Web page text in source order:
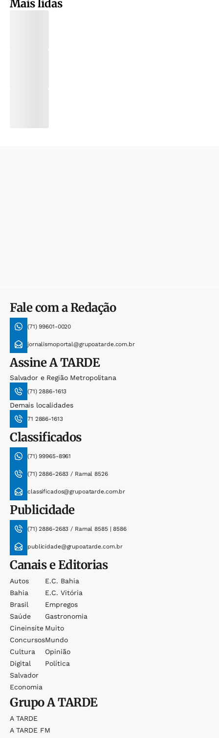
Mais lidas
Fale com a Redação
(71) 99601-0020
jornalismoportal@grupoatarde.com.br
AssineA TARDE
Salvador e Região Metropolitana
(71) 2886-1613
Demais localidades
71 2886-1613
Classificados
(71) 99965-8961
(71) 2886-2683 / Ramal 8526
classificados@grupoatarde.com.br
Publicidade
(71) 2886-2683 / Ramal 8585 | 8586
publicidade@grupoatarde.com.br
Canais e Editorias
Autos
Bahia
Brasil
Saúde
Cineinsite
Concursos
Cultura
Digital
Salvador
Economia
E.c. Bahia
E.c. Vitória
Empregos
Gastronomia
Muito
Mundo
Opinião
Política
GrupoA TARDE
A TARDE
A TARDE FM